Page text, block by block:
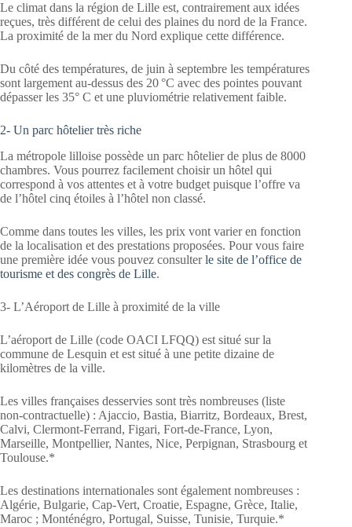
Le climat dans la région de Lille est, contrairement aux idées
reçues, très différent de celui des plaines du nord de la France.
La proximité de la mer du Nord explique cette différence.
Du côté des températures, de juin à septembre les températures
sont largement au-dessus des 20 °C avec des pointes pouvant
dépasser les 35° C et une pluviométrie relativement faible.
2- Un parc hôtelier très riche
La métropole lilloise possède un parc hôtelier de plus de 8000
chambres. Vous pourrez facilement choisir un hôtel qui
correspond à vos attentes et à votre budget puisque l’offre va
de l’hôtel cinq étoiles à l’hôtel non classé.
Comme dans toutes les villes, les prix vont varier en fonction
de la localisation et des prestations proposées. Pour vous faire
une première idée vous pouvez consulterle site de l’office de
tourisme et des congrès de Lille.
3- L’Aéroport de Lille à proximité de la ville
L’aéroport de Lille (code OACI LFQQ) est situé sur la
commune de Lesquin et est situé à une petite dizaine de
kilomètres de la ville.
Les villes françaises desservies sont très nombreuses (liste
non-contractuelle) : Ajaccio, Bastia, Biarritz, Bordeaux, Brest,
Calvi, Clermont-Ferrand, Figari, Fort-de-France, Lyon,
Marseille, Montpellier, Nantes, Nice, Perpignan, Strasbourg et
Toulouse.*
Les destinations internationales sont également nombreuses :
Algérie, Bulgarie, Cap-Vert, Croatie, Espagne, Grèce, Italie,
Maroc ; Monténégro, Portugal, Suisse, Tunisie, Turquie.*